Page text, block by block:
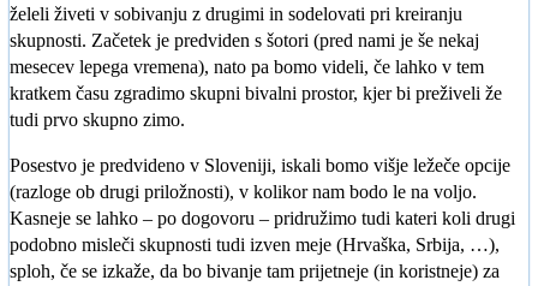
želeli živeti v sobivanju z drugimi in sodelovati pri kreiranju
skupnosti. Začetek je predviden s šotori (pred nami je še nekaj
mesecev lepega vremena), nato pa bomo videli, če lahko v tem
kratkem času zgradimo skupni bivalni prostor, kjer bi preživeli že
tudi prvo skupno zimo.
Posestvo je predvideno v Sloveniji, iskali bomo višje ležeče opcije
(razloge ob drugi priložnosti), v kolikor nam bodo le na voljo.
Kasneje se lahko – po dogovoru – pridružimo tudi kateri koli drugi
podobno misleči skupnosti tudi izven meje (Hrvaška, Srbija, …),
sploh, če se izkaže, da bo bivanje tam prijetneje (in koristneje) za